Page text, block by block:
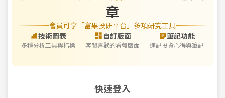
章
會員可享「富果投研平台」多項研究工具
技術圖表
多種分析工具與指標
自訂版面
客製喜歡的看盤版面
筆記功能
速記投資心得與筆記
快速登入